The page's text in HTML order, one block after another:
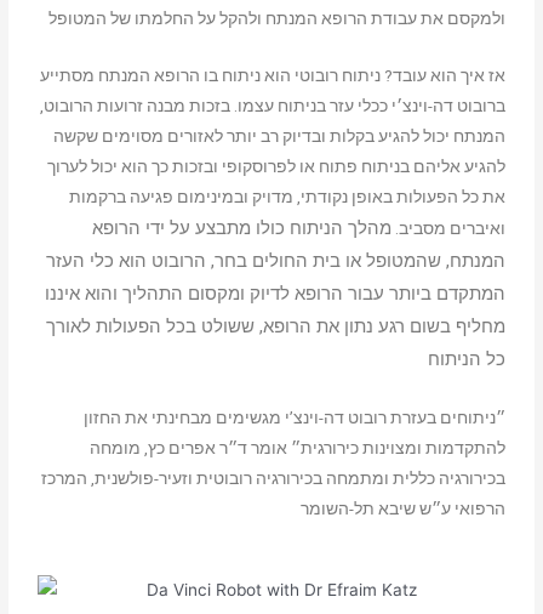
ולמקסם את עבודת הרופא המנתח ולהקל על החלמתו של המטופל
אז איך הוא עובד? ניתוח רובוטי הוא ניתוח בו הרופא המנתח מסתייע
ברובוט דה-וינצ׳י ככלי עזר בניתוח עצמו. בזכות מבנה זרועות הרובוט,
המנתח יכול להגיע בקלות ובדיוק רב יותר לאזורים מסוימים שקשה
להגיע אליהם בניתוח פתוח או לפרוסקופי ובזכות כך הוא יכול לערוך
את כל הפעולות באופן נקודתי, מדויק ובמינימום פגיעה ברקמות
ואיברים מסביב. מהלך הניתוח כולו מתבצע על ידי הרופא
המנתח, שהמטופל או בית החולים בחר, הרובוט הוא כלי העזר
המתקדם ביותר עבור הרופא לדיוק ומקסום התהליך והוא איננו
מחליף בשום רגע נתון את הרופא, ששולטבכל הפעולות לאורך
כל הניתוח
״ניתוחים בעזרת רובוט דה-וינצ’י מגשימים מבחינתי את החזון
להתקדמות ומצוינות כירורגית״ אומר ד״ר אפרים כץ, מומחה
בכירורגיה כללית ומתמחה בכירורגיה רובוטית וזעיר-פולשנית, המרכז
הרפואי ע״ש שיבא תל-השומר